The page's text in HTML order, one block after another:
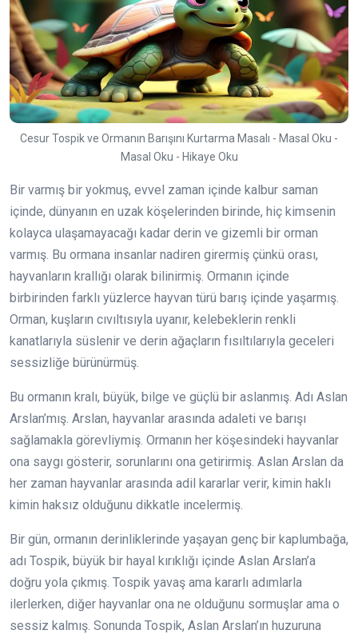
Cesur Tospik ve Ormanın Barışını Kurtarma Masalı - Masal Oku -
Masal Oku - Hikaye Oku
Bir varmış bir yokmuş, evvel zaman içinde kalbur saman
içinde, dünyanın en uzak köşelerinden birinde, hiç kimsenin
kolayca ulaşamayacağı kadar derin ve gizemli bir orman
varmış. Bu ormana insanlar nadiren girermiş çünkü orası,
hayvanların krallığı olarak bilinirmiş. Ormanın içinde
birbirinden farklı yüzlerce hayvan türü barış içinde yaşarmış.
Orman, kuşların cıvıltısıyla uyanır, kelebeklerin renkli
kanatlarıyla süslenir ve derin ağaçların fısıltılarıyla geceleri
sessizliğe bürünürmüş.
Bu ormanın kralı, büyük, bilge ve güçlü bir aslanmış. Adı Aslan
Arslan’mış. Arslan, hayvanlar arasında adaleti ve barışı
sağlamakla görevliymiş. Ormanın her köşesindeki hayvanlar
ona saygı gösterir, sorunlarını ona getirirmiş. Aslan Arslan da
her zaman hayvanlar arasında adil kararlar verir, kimin haklı
kimin haksız olduğunu dikkatle incelermiş.
Bir gün, ormanın derinliklerinde yaşayan genç bir kaplumbağa,
adı Tospik, büyük bir hayal kırıklığı içinde Aslan Arslan’a
doğru yola çıkmış. Tospik yavaş ama kararlı adımlarla
ilerlerken, diğer hayvanlar ona ne olduğunu sormuşlar ama o
sessiz kalmış. Sonunda Tospik, Aslan Arslan’ın huzuruna